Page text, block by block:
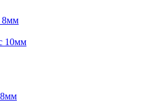
8мм
10мм
8мм